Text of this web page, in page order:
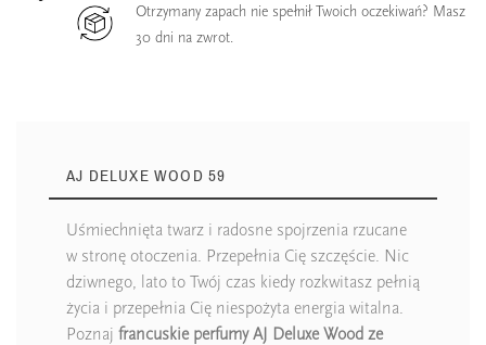
Otrzymany zapach nie spełnił Twoich oczekiwań? Masz
30 dni na zwrot.
AJ DELUXE WOOD 59
Uśmiechnięta twarz i radosne spojrzenia rzucane
w stronę otoczenia. Przepełnia Cię szczęście. Nic
dziwnego, lato to Twój czas kiedy rozkwitasz pełnią
życia i przepełnia Cię niespożyta energia witalna.
Poznaj francuskie perfumy AJ Deluxe Wood ze